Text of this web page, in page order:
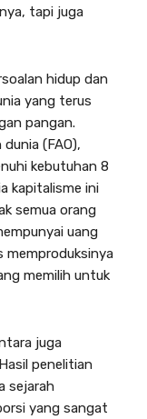
tapi juga
hidup dan
yang terus
pangan.
(FAO),
kebutuhan 8
kapitalisme ini
semua orang
uang
memproduksinya
memilih untuk
juga
penelitian
sejarah
yang sangat